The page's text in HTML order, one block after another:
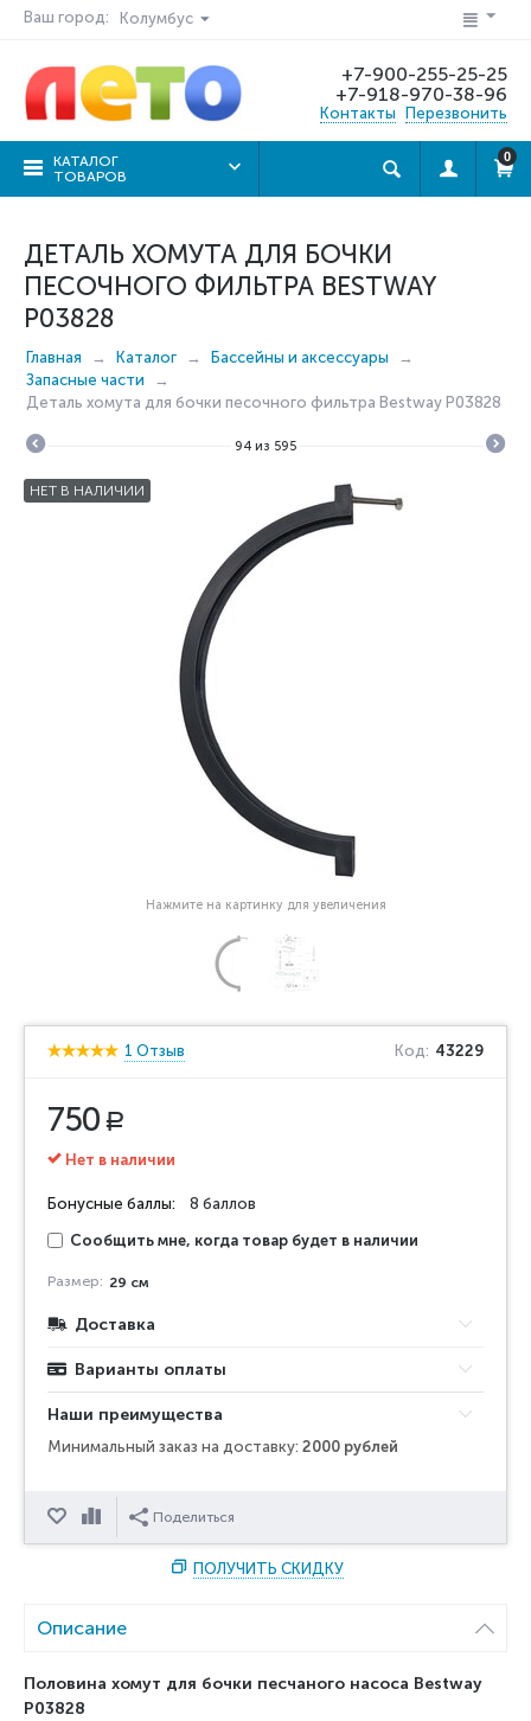
Ваш город: Колумбус
+7-900-255-25-25
+7-918-970-38-96
Контакты Перезвонить
КАТАЛОГ
ТОВАРОВ
0
ДЕТАЛЬ ХОМУТА ДЛЯ БОЧКИ
ПЕСОЧНОГО ФИЛЬТРА BESTWAY
P03828
Главная Каталог
Бассейны и аксессуары
Запасные части
Деталь хомута для бочки песочного фильтра Bestway P03828
94 из 595
НЕТ В НАЛИЧИИ
Нажмите на картинку для увеличения
1 Отзыв Код: 43229
750 Р
Нет в наличии
Бонусные баллы: 8 баллов
Сообщить мне, когда товар будет в наличии
Размер: 29 см
Доставка
Варианты оплаты
Наши преимущества
Минимальный заказ на доставку: 2000 рублей
ОтложитьСравнитьПоделиться
ПОЛУЧИТЬ СКИДКУ
Описание
Половина хомут для бочки песчаного насоса Bestway
P03828